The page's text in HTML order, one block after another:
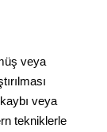
veya
veya
tekniklerle